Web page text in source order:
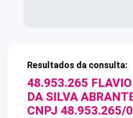
Resultados da consulta:
48.953.265 FLAVIO
DA SILVA
CNPJ 48.953.265/